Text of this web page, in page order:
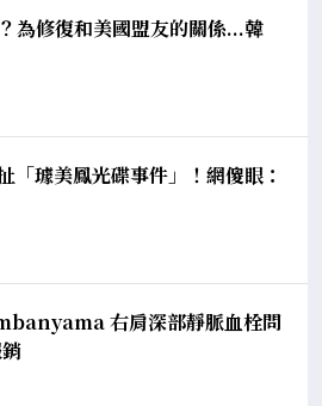
為修復和美國盟友的關係...韓
「璩美鳳光碟事件」！網傻眼：
右肩深部靜脈血栓問